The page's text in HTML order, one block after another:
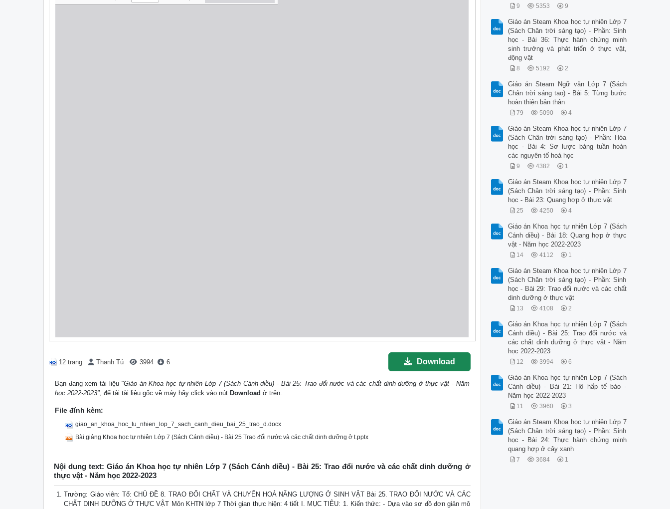
12 trang Thanh Tú 3994 6 Download
Bạn đang xem tài liệu "Giáo án Khoa học tự nhiên Lớp 7 (Sách Cánh diều) - Bài 25: Trao đổi nước và các chất dinh dưỡng ở thực vật - Năm
học 2022-2023", để tải tài liệu gốc về máy hãy click vào nút Download ở trên.
File đính kèm:
giao_an_khoa_hoc_tu_nhien_lop_7_sach_canh_dieu_bai_25_trao_d.docx
Bài giảng Khoa học tự nhiên Lớp 7 (Sách Cánh diều) - Bài 25 Trao đổi nước và các chất dinh dưỡng ở t.pptx
Nội dung text: Giáo án Khoa học tự nhiên Lớp 7 (Sách Cánh diều) - Bài 25: Trao đổi nước và các chất dinh dưỡng ở
thực vật - Năm học 2022-2023
Trường: Giáo viên: Tổ: CHỦ ĐỀ 8. TRAO ĐỔI CHẤT VÀ CHUYỂN HOÁ NĂNG LƯỢNG Ở SINH VẬT Bài 25. TRAO ĐỔI NƯỚC VÀ CÁC
CHẤT DINH DƯỠNG Ở THỰC VẬT Môn KHTN lớp 7 Thời gian thực hiện: 4 tiết I. MỤC TIÊU: 1. Kiến thức: - Dựa vào sơ đồ đơn giản mô
9 5353 9
Giáo án Steam Khoa học tự nhiên Lớp 7
(Sách Chân trời sáng tạo) - Phần: Sinh
học - Bài 36: Thực hành chứng minh
sinh trưởng và phát triển ở thực vật,
động vật
8 5192 2
Giáo án Steam Ngữ văn Lớp 7 (Sách
Chân trời sáng tạo) - Bài 5: Từng bước
hoàn thiện bản thân
79 5090 4
Giáo án Steam Khoa học tự nhiên Lớp 7
(Sách Chân trời sáng tạo) - Phần: Hóa
học - Bài 4: Sơ lược bảng tuần hoàn
các nguyên tố hoá học
9 4382 1
Giáo án Steam Khoa học tự nhiên Lớp 7
(Sách Chân trời sáng tạo) - Phần: Sinh
học - Bài 23: Quang hợp ở thực vật
25 4250 4
Giáo án Khoa học tự nhiên Lớp 7 (Sách
Cánh diều) - Bài 18: Quang hợp ở thực
vật - Năm học 2022-2023
14 4112 1
Giáo án Steam Khoa học tự nhiên Lớp 7
(Sách Chân trời sáng tạo) - Phần: Sinh
học - Bài 29: Trao đổi nước và các chất
dinh dưỡng ở thực vật
13 4108 2
Giáo án Khoa học tự nhiên Lớp 7 (Sách
Cánh diều) - Bài 25: Trao đổi nước và
các chất dinh dưỡng ở thực vật - Năm
học 2022-2023
12 3994 6
Giáo án Khoa học tự nhiên Lớp 7 (Sách
Cánh diều) - Bài 21: Hô hấp tế bào -
Năm học 2022-2023
11 3960 3
Giáo án Steam Khoa học tự nhiên Lớp 7
(Sách Chân trời sáng tạo) - Phần: Sinh
học - Bài 24: Thực hành chứng minh
quang hợp ở cây xanh
7 3684 1